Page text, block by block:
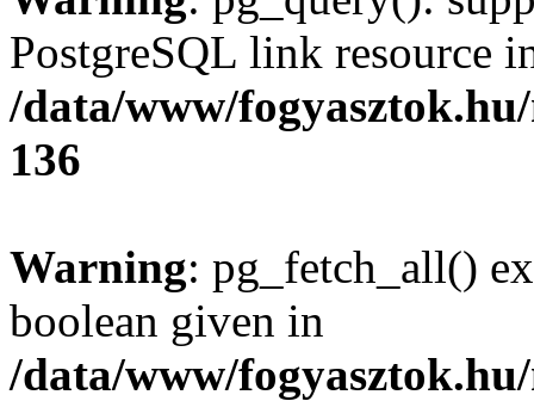
PostgreSQL link resource
/data/www/
136
Warning: pg_fetch_all()
boolean given in
/data/www/